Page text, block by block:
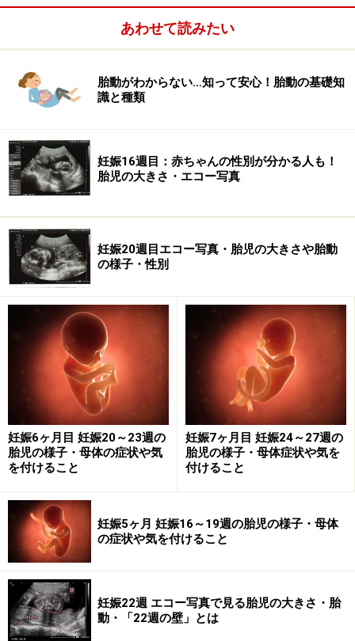
パパだからできること
胎動によって、パパにも親の実感がわく時期。ママの体
の変化が大きいので、妊娠初期の頃同様、家事はパパが
かを察してあげることができるよう、パパも妊娠につい
て勉強しておきましょう。この時期は「安定期」と呼ば
れますが、Ｈは正面で向き合って座る形の対面座位がベ
コントロールできます。
この時期を楽しく乗り越えるには
自治体や病院で開いている母親学級・両親学級に参加し
て、他のママやパパたちと情報交換をしてみましょう。
パパには妊婦体験プログラムがあるところも。2人で一
緒に参加して、親になる準備を進めていきましょう。
あわせて読みたい
胎動がわからない…知って安心！胎動の基礎知
識と種類
妊娠16週目：赤ちゃんの性別が分かる人も！
胎児の大きさ・エコー写真
妊娠20週目エコー写真・胎児の大きさや胎動
の様子・性別
妊娠6ヶ月目 妊娠20～23週の
胎児の様子・母体の症状や気
を付けること
妊娠7ヶ月目 妊娠24～27週の
胎児の様子・母体症状や気を
付けること
妊娠5ヶ月 妊娠16～19週の胎児の様子・母体
の症状や気を付けること
妊娠22週 エコー写真で見る胎児の大きさ・胎
動・「22週の壁」とは